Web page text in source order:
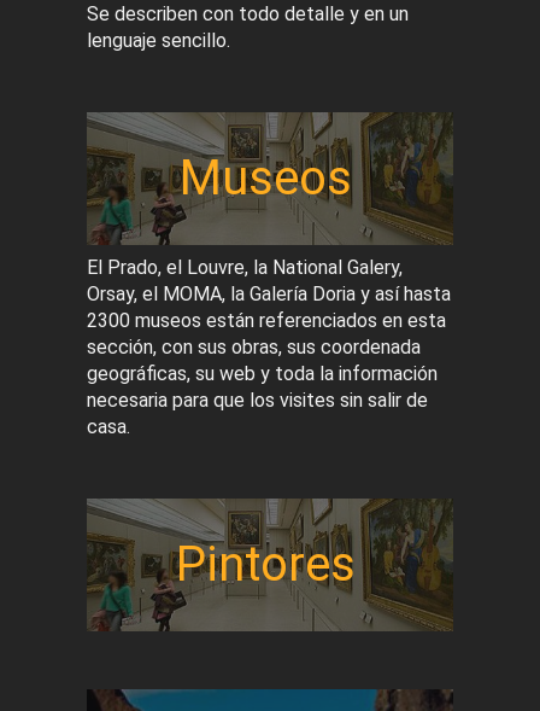
Se describen con todo detalle y en un
lenguaje sencillo.
Museos
El Prado, el Louvre, la National Galery,
Orsay, el MOMA, la Galería Doria y así hasta
2300 museos están referenciados en esta
sección, con sus obras, sus coordenada
geográficas, su web y toda la información
necesaria para que los visites sin salir de
casa.
Pintores